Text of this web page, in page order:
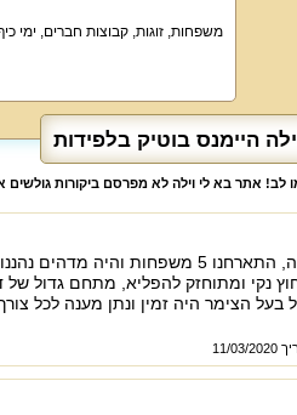
משפחות, זוגות, קבוצות חברים, ימי
היימנס בוטיק בלפידות
לב! אתר בא לי וילה לא מפרסם ביקורות
מקום יפייפה אווירה קסומה, התארחנו
נקי ומתוחזק להפליא, מתחם גדול של
בעל הצימר היה זמין ונתן מענה לכל
2020